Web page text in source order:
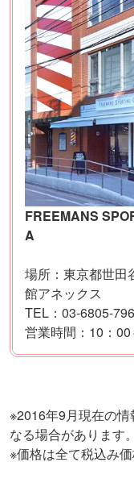
FREEMANS
A
場所：東京都世田
館アネックス
TEL：03-6805-
営業時間：10：
※2016年9月現在の
なる場合があります。
※価格は全て税込み価